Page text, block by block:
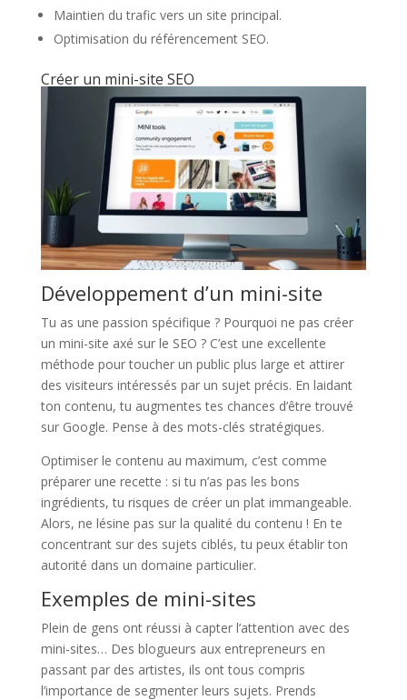
Maintien du trafic vers un site principal.
Optimisation du référencement SEO.
Créer un mini-site SEO
Développement d’un mini-site
Tu as une passion spécifique ? Pourquoi ne pas créer
un mini-site axé sur le SEO ? C’est une excellente
méthode pour toucher un public plus large et attirer
des visiteurs intéressés par un sujet précis. En laidant
ton contenu, tu augmentes tes chances d’être trouvé
sur Google. Pense à des mots-clés stratégiques.
Optimiser le contenu au maximum, c’est comme
préparer une recette : si tu n’as pas les bons
ingrédients, tu risques de créer un plat immangeable.
Alors, ne lésine pas sur la qualité du contenu ! En te
concentrant sur des sujets ciblés, tu peux établir ton
autorité dans un domaine particulier.
Exemples de mini-sites
Plein de gens ont réussi à capter l’attention avec des
mini-sites… Des blogueurs aux entrepreneurs en
passant par des artistes, ils ont tous compris
l’importance de segmenter leurs sujets. Prends